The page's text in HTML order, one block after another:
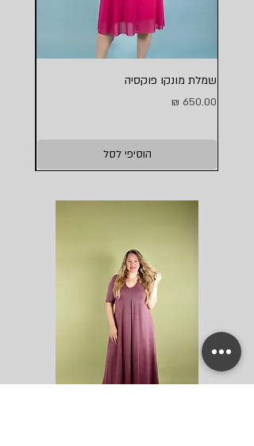
שמלת מונקו פוקסיה
מחיר
הוסיפי לסל